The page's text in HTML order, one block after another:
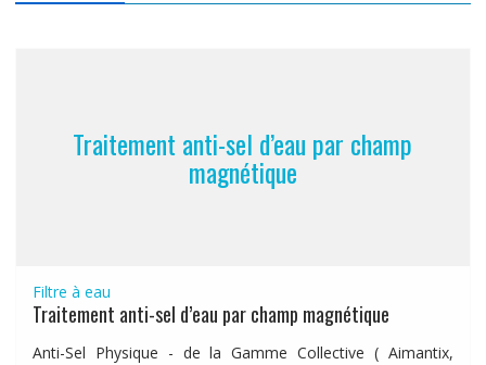
Traitement anti-sel d’eau par champ
magnétique
Filtre à eau
Traitement anti-sel d’eau par champ magnétique
Anti-Sel Physique - de la Gamme Collective ( Aimantix,